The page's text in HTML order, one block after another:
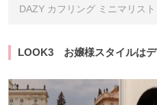
DAZY カフリング ミニマリス
LOOK3 お嬢様スタイルは